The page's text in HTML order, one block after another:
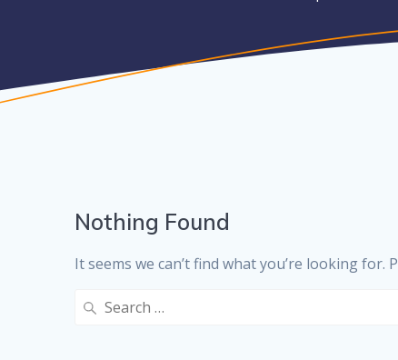
Nothing Found
It seems we can’t find what you’re looking for.
Search